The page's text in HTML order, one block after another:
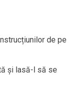
de pe
și lasă-l să se